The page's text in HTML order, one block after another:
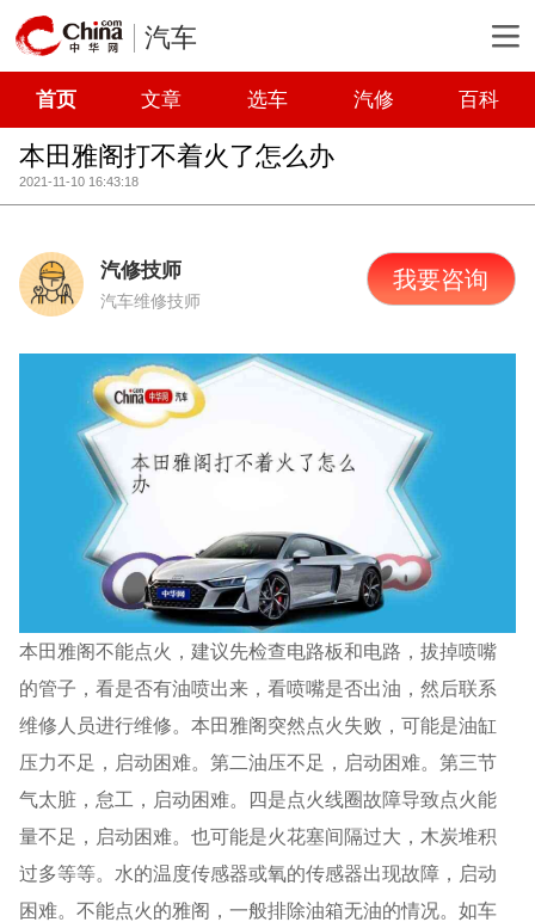
汽车
首页 文章 选车 汽修 百科
本田雅阁打不着火了怎么办
2021-11-10 16:43:18
汽修技师
汽车维修技师
我要咨询
本田雅阁不能点火，建议先检查电路板和电路，拔掉喷嘴
的管子，看是否有油喷出来，看喷嘴是否出油，然后联系
维修人员进行维修。本田雅阁突然点火失败，可能是油缸
压力不足，启动困难。第二油压不足，启动困难。第三节
气太脏，怠工，启动困难。四是点火线圈故障导致点火能
量不足，启动困难。也可能是火花塞间隔过大，木炭堆积
过多等等。水的温度传感器或氧的传感器出现故障，启动
困难。不能点火的雅阁，一般排除油箱无油的情况。如车